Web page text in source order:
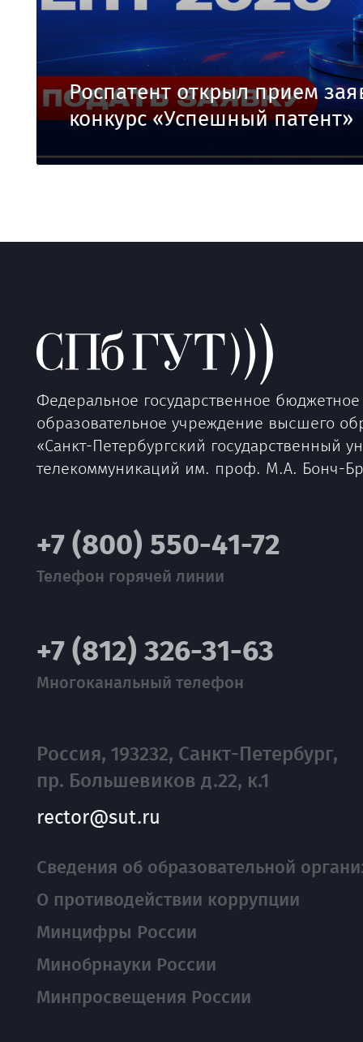
Роспатент открыл прием
конкурс «Успешный патент»
Федеральное государственное бюджетное
образовательное учреждение высшего
«Санкт-Петербургский государственный
телекоммуникаций им. проф. М.А. Бонч-
+7 (800) 550-41-72
Телефон горячей линии
+7 (812) 326-31-63
Многоканальный телефон
Россия, 193232, Санкт-Петербург,
пр. Большевиков д.22, к.1
rector@sut.ru
Сведения об образовательной
О противодействии коррупции
Минцифры России
Минобрнауки России
Минпросвещения России